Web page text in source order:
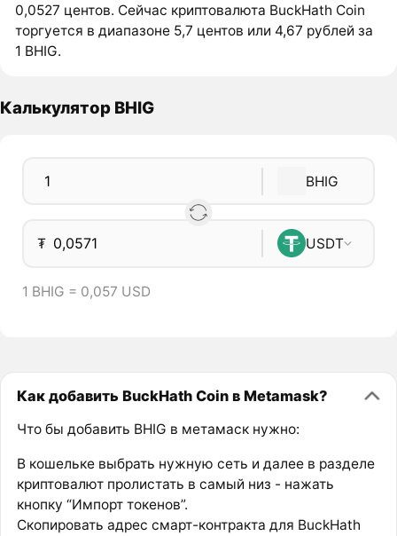
0,0527 центов. Сейчас криптовалюта BuckHath Coin
торгуется в диапазоне 5,7 центов или 4,67 рублей за
1 BHIG.
Калькулятор BHIG
BHIG
₮ USDT
1 BHIG = 0,057 USD
Как добавить BuckHath Coin в Metamask?
Что бы добавить BHIG в метамаск нужно:
В кошельке выбрать нужную сеть и далее в разделе
криптовалют пролистать в самый низ - нажать
кнопку “Импорт токенов”.
Скопировать адрес смарт-контракта для BuckHath